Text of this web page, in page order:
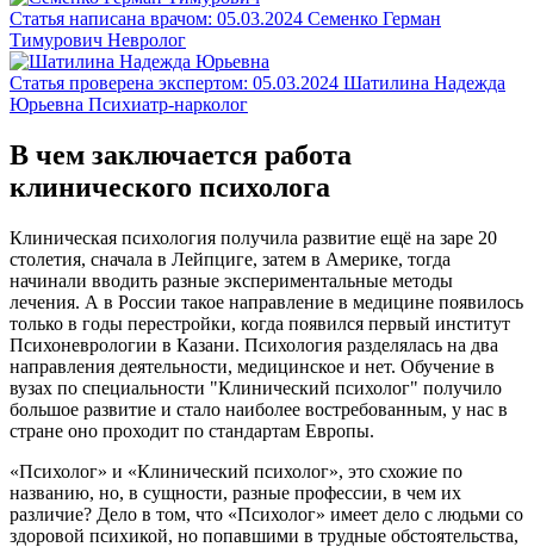
Статья написана врачом: 05.03.2024 Семенко Герман
Тимурович Невролог
Статья проверена экспертом: 05.03.2024 Шатилина Надежда
Юрьевна Психиатр-нарколог
В чем заключается работа
клинического психолога
Клиническая психология получила развитие ещё на заре 20
столетия, сначала в Лейпциге, затем в Америке, тогда
начинали вводить разные экспериментальные методы
лечения. А в России такое направление в медицине появилось
только в годы перестройки, когда появился первый институт
Психоневрологии в Казани. Психология разделялась на два
направления деятельности, медицинское и нет. Обучение в
вузах по специальности "Клинический психолог" получило
большое развитие и стало наиболее востребованным, у нас в
стране оно проходит по стандартам Европы.
«Психолог» и «Клинический психолог», это схожие по
названию, но, в сущности, разные профессии, в чем их
различие? Дело в том, что «Психолог» имеет дело с людьми со
здоровой психикой, но попавшими в трудные обстоятельства,